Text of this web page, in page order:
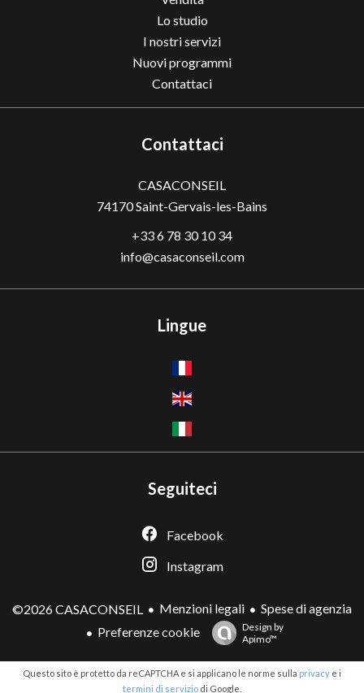
Lo studio
I nostri servizi
Nuovi programmi
Contattaci
Contattaci
CASACONSEIL
74170Saint-Gervais-les-Bains
+33 6 78 30 10 34
info@casaconseil.com
Lingue
Seguiteci
Facebook
Instagram
©2026 CASACONSEIL Menzioni legali
Spese di agenzia
Preferenze cookie
Design by
Apimo™
Questo sito è protetto da reCAPTCHA e si applicano le norme sulla privacy e i
termini di servizio di Google.